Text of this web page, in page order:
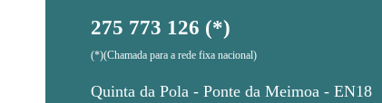
275 773 126 (*)
(*)(Chamada para a rede fixa nacional)
Quinta da Pola - Ponte da Meimoa - EN18